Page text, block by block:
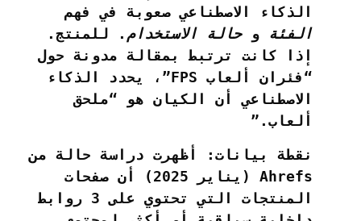
الذكاء الاصطناعي صعوبة في فهم
الفئة وحالة الاستخدام . للمنتج.
إذا كانت ترتبط بمقالة مدونة حول
“فئران ألعاب FPS”، يحدد الذكاء
الاصطناعي أن الكيان هو “ملحق
ألعاب.”
نقطة بيانات:
أظهرت دراسة حالة من
Ahrefs (يناير 2025) أن صفحات
المنتجات التي تحتوي على 3 روابط